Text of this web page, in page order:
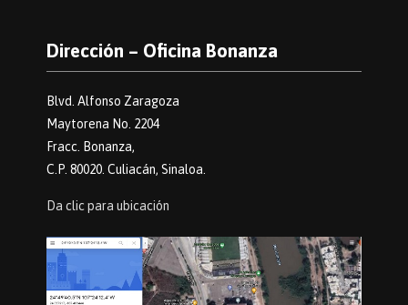
Dirección – Oficina Bonanza
Blvd. Alfonso Zaragoza
Maytorena No. 2204
Fracc. Bonanza,
C.P. 80020. Culiacán, Sinaloa.
Da clic para ubicación